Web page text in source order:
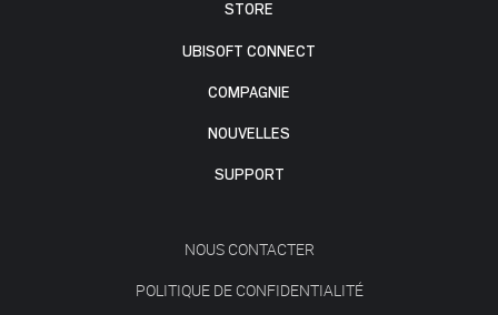
STORE
UBISOFT CONNECT
COMPAGNIE
NOUVELLES
SUPPORT
NOUS CONTACTER
POLITIQUE DE CONFIDENTIALITÉ